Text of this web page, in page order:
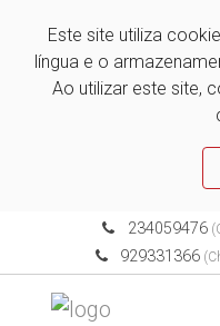
Este site utiliza
língua e o
Ao utilizar este site,
234059476
929331366